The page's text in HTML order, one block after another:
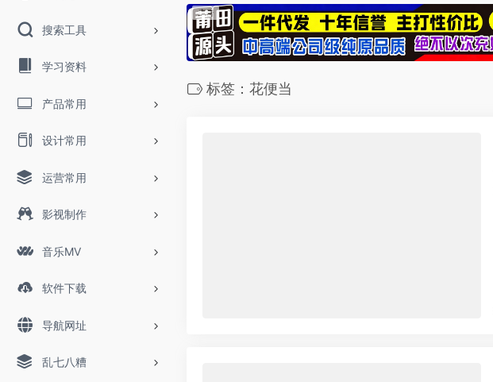
搜索工具
学习资料
产品常用
设计常用
运营常用
影视制作
音乐MV
软件下载
导航网址
乱七八糟
标签：花便当